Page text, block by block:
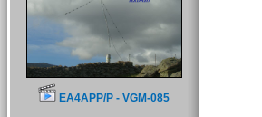
EA4APP/P - VGM-085